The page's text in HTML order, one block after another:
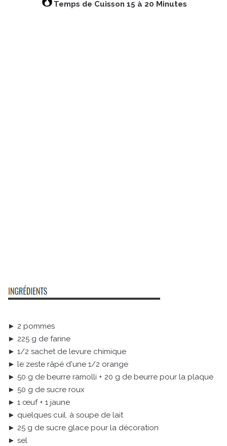
Temps de Cuisson 15 à 20 Minutes
► 2 pommes
► 225 g de farine
► 1/2 sachet de levure chimique
► le zeste râpé d'une 1/2 orange
► 50 g de beurre ramolli + 20 g de beurre pour la plaque
► 50 g de sucre roux
► 1 œuf + 1 jaune
► quelques cuil. à soupe de lait
► 25 g de sucre glace pour la décoration
► sel